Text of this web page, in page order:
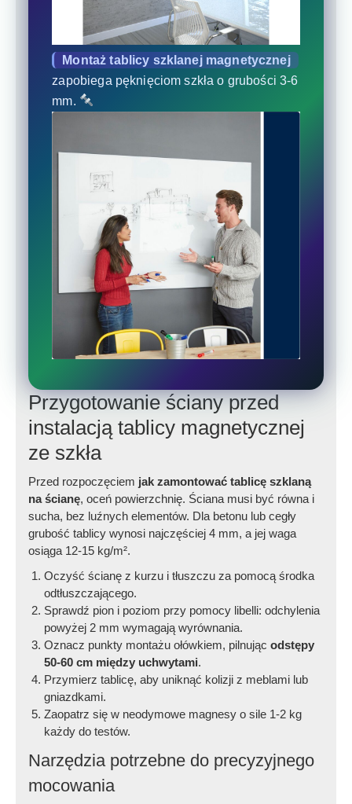
Montaż tablicy szklanej magnetycznej
zapobiega pęknięciom szkła o grubości 3-6
mm.
Przygotowanie ściany przed
instalacją tablicy magnetycznej
ze szkła
Przed rozpoczęciem jak zamontować tablicę szklaną
na ścianę, oceń powierzchnię. Ściana musi być równa i
sucha, bez luźnych elementów. Dla betonu lub cegły
grubość tablicy wynosi najczęściej 4 mm, a jej waga
osiąga 12-15 kg/m².
Oczyść ścianę z kurzu i tłuszczu za pomocą środka
odtłuszczającego.
Sprawdź pion i poziom przy pomocy libelli: odchylenia
powyżej 2 mm wymagają wyrównania.
Oznacz punkty montażu ołówkiem, pilnującodstępy
50-60 cm między uchwytami.
Przymierz tablicę, aby uniknąć kolizji z meblami lub
gniazdkami.
Zaopatrz się w neodymowe magnesy o sile 1-2 kg
każdy do testów.
Narzędzia potrzebne do precyzyjnego
mocowania